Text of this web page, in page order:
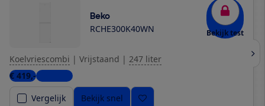
Beko
RCHE300K40WN Bekijk test
Koelvriescombi | Vrijstaand | 247 liter
€ 419,-5 winkels
Vergelijk
Bekijk snel